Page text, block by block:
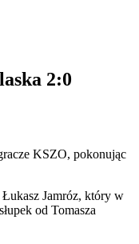
2:0
KSZO, pokonując
Łukasz Jamróz, który w
od Tomasza